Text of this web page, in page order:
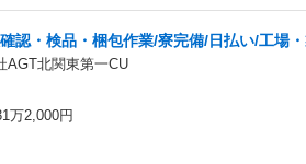
認・検品・梱包作業/寮完備/日払い/工場
AGT北関東第一CU
万2,000円